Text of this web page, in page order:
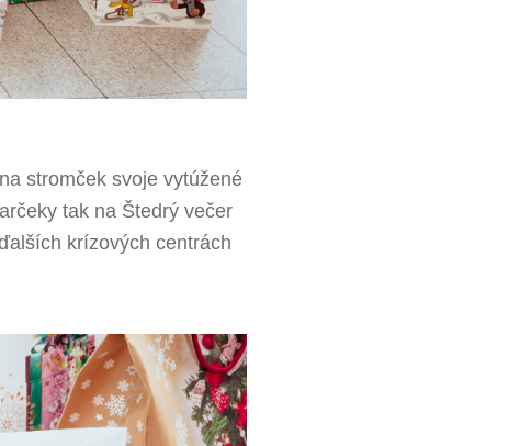
stromček svoje vytúžené
tak na Štedrý večer
krízových centrách